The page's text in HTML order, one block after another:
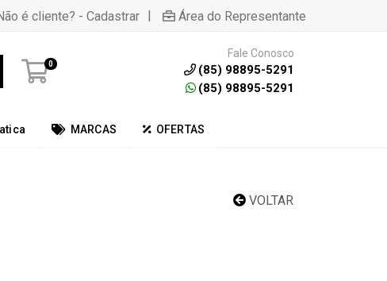
é cliente? - Cadastrar | Área do Representante
0
Fale Conosco
(85) 98895-5291
(85) 98895-5291
MARCAS OFERTAS
VOLTAR